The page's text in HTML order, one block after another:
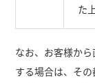
た
なお、お客様か
する場合は、その